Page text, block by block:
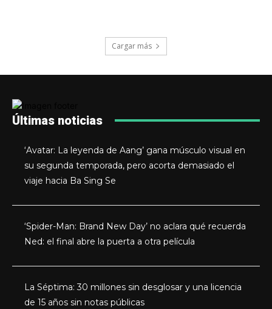
Cargar más
Últimas noticias
‘Avatar: La leyenda de Aang’ gana músculo visual en
su segunda temporada, pero acorta demasiado el
viaje hacia Ba Sing Se
‘Spider-Man: Brand New Day’ no aclara qué recuerda
Ned: el final abre la puerta a otra película
La Séptima: 30 millones sin desglosar y una licencia
de 15 años sin notas públicas